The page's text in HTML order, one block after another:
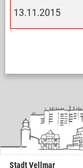
13.11.2015
Stadt Vellmar